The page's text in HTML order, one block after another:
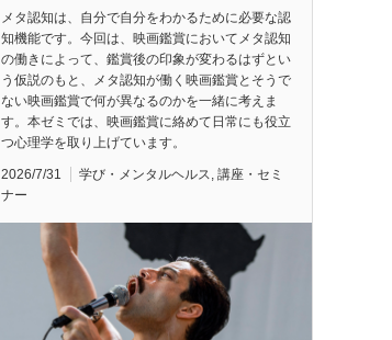
メタ認知は、自分で自分をわかるために必要な認
知機能です。今回は、映画鑑賞においてメタ認知
の働きによって、鑑賞後の印象が変わるはずとい
う仮説のもと、メタ認知が働く映画鑑賞とそうで
ない映画鑑賞で何が異なるのかを一緒に考えま
す。本ゼミでは、映画鑑賞に絡めて日常にも役立
つ心理学を取り上げています。
2026/7/31 学び・メンタルヘルス, 講座・セミ
ナー